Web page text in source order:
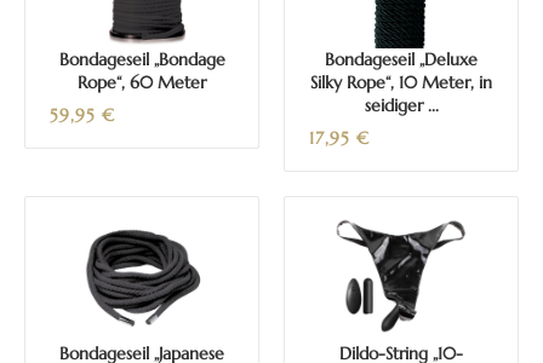
Bondageseil „Bondage
Rope“, 60 Meter
59,95 €
Bondageseil „Deluxe
Silky Rope“, 10 Meter, in
seidiger ...
17,95 €
Bondageseil „Japanese
Dildo-String „10-